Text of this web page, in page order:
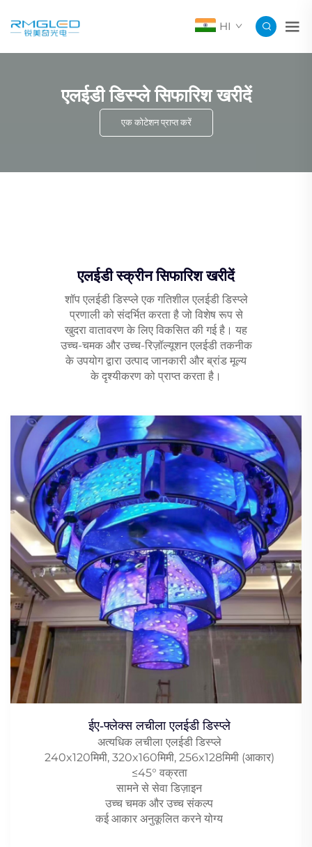
HI
एलईडी डिस्प्ले सिफारिश खरीदें
एक कोटेशन प्राप्त करें
एलईडी स्क्रीन सिफारिश खरीदें
शॉप एलईडी डिस्प्ले एक गतिशील एलईडी डिस्प्ले
प्रणाली को संदर्भित करता है जो विशेष रूप से
खुदरा वातावरण के लिए विकसित की गई है। यह
उच्च-चमक और उच्च-रिज़ॉल्यूशन एलईडी तकनीक
के उपयोग द्वारा उत्पाद जानकारी और ब्रांड मूल्य
के दृश्यीकरण को प्राप्त करता है।
ईए-फ्लेक्स लचीला एलईडी डिस्प्ले
अत्यधिक लचीला एलईडी डिस्प्ले
240x120मिमी, 320x160मिमी, 256x128मिमी (आकार)
≤45° वक्रता
सामने से सेवा डिज़ाइन
उच्च चमक और उच्च संकल्प
कई आकार अनुकूलित करने योग्य